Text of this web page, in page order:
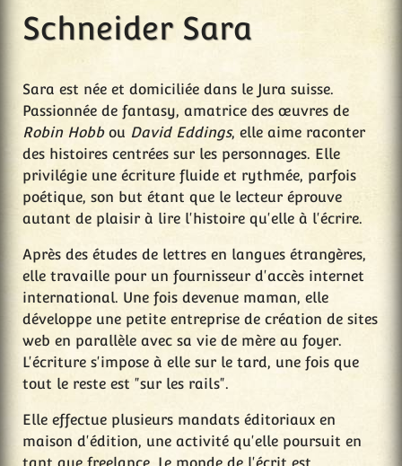
Schneider Sara
Sara est née et domiciliée dans le Jura suisse.
Passionnée de fantasy, amatrice des œuvres de
Robin Hobbou David Eddings, elle aime raconter
des histoires centrées sur les personnages. Elle
privilégie une écriture fluide et rythmée, parfois
poétique, son but étant que le lecteur éprouve
autant de plaisir à lire l'histoire qu'elle à l'écrire.
Après des études de lettres en langues étrangères,
elle travaille pour un fournisseur d'accès internet
international. Une fois devenue maman, elle
développe une petite entreprise de création de sites
web en parallèle avec sa vie de mère au foyer.
L'écriture s'impose à elle sur le tard, une fois que
tout le reste est "sur les rails".
Elle effectue plusieurs mandats éditoriaux en
maison d'édition, une activité qu'elle poursuit en